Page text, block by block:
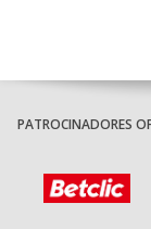
PATROCINADORES